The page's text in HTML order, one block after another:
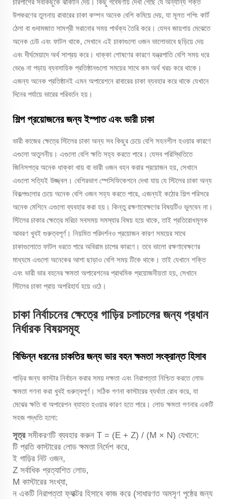
উপকরণের তুলনায় রাবারের চাকা কম্পন অনেক বেশি কমিয়ে দেয়, যা মূলত শপিং কার্ট
ঠেলা বা গুদামজাত সামগ্রী সরানোর সময় পার্থক্য তৈরি করে। যেসব জায়গায় মেঝেতে
অনেক ঢেউ এবং ফাটল থাকে, সেখানে এই চাকাগুলো ওজন ভালোভাবে ছড়িয়ে দেয়
এবং দীর্ঘমেয়াদে অর্থ সাশ্রয় করে। ধাক্কা শোষণের কারণে যন্ত্রপাতি বেশি সময় ধরে
ভেঙে না পড়ায় ব্যবসায়িক প্রতিষ্ঠানগুলো সময়ের সাথে কম অর্থ খরচ করে থাকে।
এজন্য অনেক প্রতিষ্ঠানই এমন অপারেশনে রাবারের চাকা ব্যবহার করে থাকে যেখানে
দিনের পর্যায়ে ভারের পরিবর্তন হয়।
শিল্প প্রয়োজনের জন্য ইস্পাত এবং ভারী চাকা
ভারী কাজের ক্ষেত্রে স্টিলের চাকা অন্য সব কিছুর চেয়ে বেশি সহনশীল হওয়ার কারণে
এগুলো অতুলনীয়। এগুলো বেশি ক্ষতি সহ্য করতে পারে। যেসব পরিস্থিতিতে
জিনিসপত্র অনেক ধাক্কা খায় বা ভারী ওজন বহন করার প্রয়োজন হয়, সেখানে
এগুলো সত্যিই উজ্জ্বল। বেশিরভাগ স্পেসিফিকেশনে দেখা যায় যে স্টিলের চাকা অন্য
বিকল্পগুলোর চেয়ে অনেক বেশি ওজন সহ্য করতে পারে, এজন্যই কঠোর শিল্প পরিসরে
অনেক মেশিনে এগুলো ব্যবহার করা হয়। কিন্তু রক্ষণাবেক্ষণের বিষয়টিও ভুলবেন না।
স্টিলের চাকার ক্ষেত্রে মরিচা সবসময় সমস্যার বিষয় হয়ে থাকে, তাই প্রতিরোধমূলক
আবরণ খুবই গুরুত্বপূর্ণ। নিয়মিত পরিদর্শনও প্রয়োজন কারণ সময়ের সাথে
চাকাগুলোতে ফাটল ধরতে পারে অবিরাম চাপের কারণে। তবে ভালো রক্ষণাবেক্ষণের
মাধ্যমে এগুলো অনেকের আশা ছাড়াও বেশি সময় টিকে থাকে। তাই যেখানে শক্তি
এবং ভারী ভার বহনের ক্ষমতা অপারেশনের প্রাথমিক প্রয়োজনীয়তা হয়, সেখানে
স্টিলের চাকা প্রায় অপরিহার্য হয়ে ওঠে।
চাকা নির্বাচনের ক্ষেত্রে গাড়ির চলাচলের জন্য প্রধান
নির্ধারক বিষয়সমূহ
বিভিন্ন ধরনের চাকতির জন্য ভার বহন ক্ষমতা সংক্রান্ত হিসাব
গাড়ির জন্য কাস্টার নির্বাচন করার সময় দক্ষতা এবং নিরাপত্তা নিশ্চিত করতে লোড
ক্ষমতা গণনা করা খুবই গুরুত্বপূর্ণ। সঠিক গণনা কাস্টারের ব্যর্থতা রোধ করে, যা
মেঝের ক্ষতি বা অপারেশন ব্যাহত হওয়ার কারণ হতে পারে। লোড ক্ষমতা গণনার একটি
সহজ পদ্ধতি হলো:
সূত্র সমীকরণটি ব্যবহার করুন T = (E + Z) / (M × N) যেখানে:
টি প্রতি কাস্টারের লোড ক্ষমতা নির্দেশ করে,
ই গাড়ির নিট ওজন,
Z সর্বাধিক প্রত্যাশিত লোড,
M কাস্টারের সংখ্যা,
ন একটি নিরাপত্তা ফ্যাক্টর হিসাবে কাজ করে (সাধারণত অমসৃণ পৃষ্ঠের জন্য